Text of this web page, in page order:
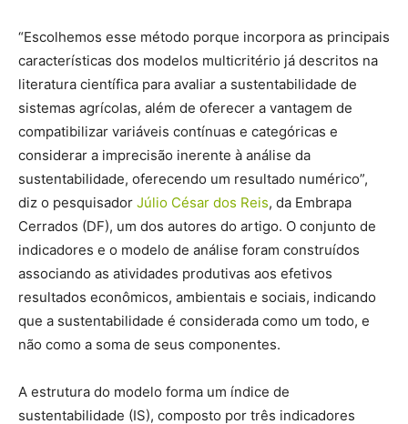
“Escolhemos esse método porque incorpora as principais
características dos modelos multicritério já descritos na
literatura científica para avaliar a sustentabilidade de
sistemas agrícolas, além de oferecer a vantagem de
compatibilizar variáveis contínuas e categóricas e
considerar a imprecisão inerente à análise da
sustentabilidade, oferecendo um resultado numérico”,
diz o pesquisador Júlio César dos Reis, da Embrapa
Cerrados (DF), um dos autores do artigo. O conjunto de
indicadores e o modelo de análise foram construídos
associando as atividades produtivas aos efetivos
resultados econômicos, ambientais e sociais, indicando
que a sustentabilidade é considerada como um todo, e
não como a soma de seus componentes.
A estrutura do modelo forma um índice de
sustentabilidade (IS), composto por três indicadores